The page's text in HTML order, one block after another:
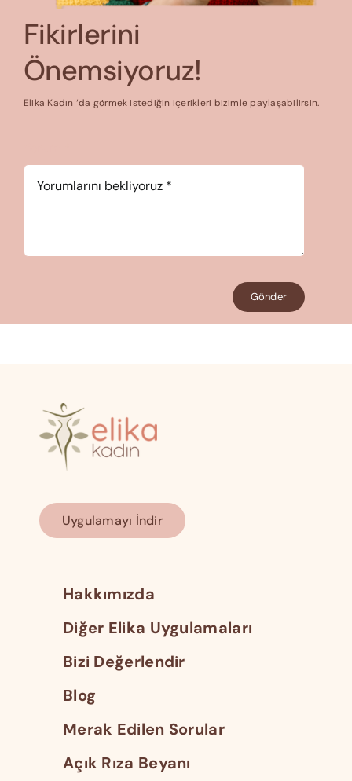
Fikirlerini
Önemsiyoruz!
Elika Kadın ‘da görmek istediğin içerikleri bizimle paylaşabilirsin.
Gönder
Uygulamayı İndir
Hakkımızda
Diğer Elika Uygulamaları
Bizi Değerlendir
Blog
Merak Edilen Sorular
Açık Rıza Beyanı